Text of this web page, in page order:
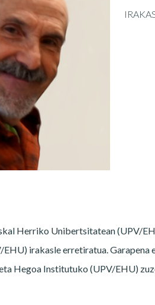
Herriko Unibertsitatean (UPV/
irakasle erretiratua. Garapena
Hegoa Institutuko (UPV/EHU)